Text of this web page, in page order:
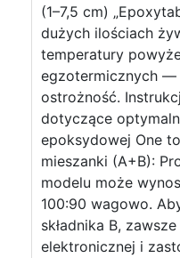
(1–7,5 cm)
dużych ilościach
temperatury
egzotermicznych —
ostrożność.
dotyczące
epoksydowej One
mieszanki (A+B):
modelu może
100:90 wagowo.
składnika B,
elektronicznej i